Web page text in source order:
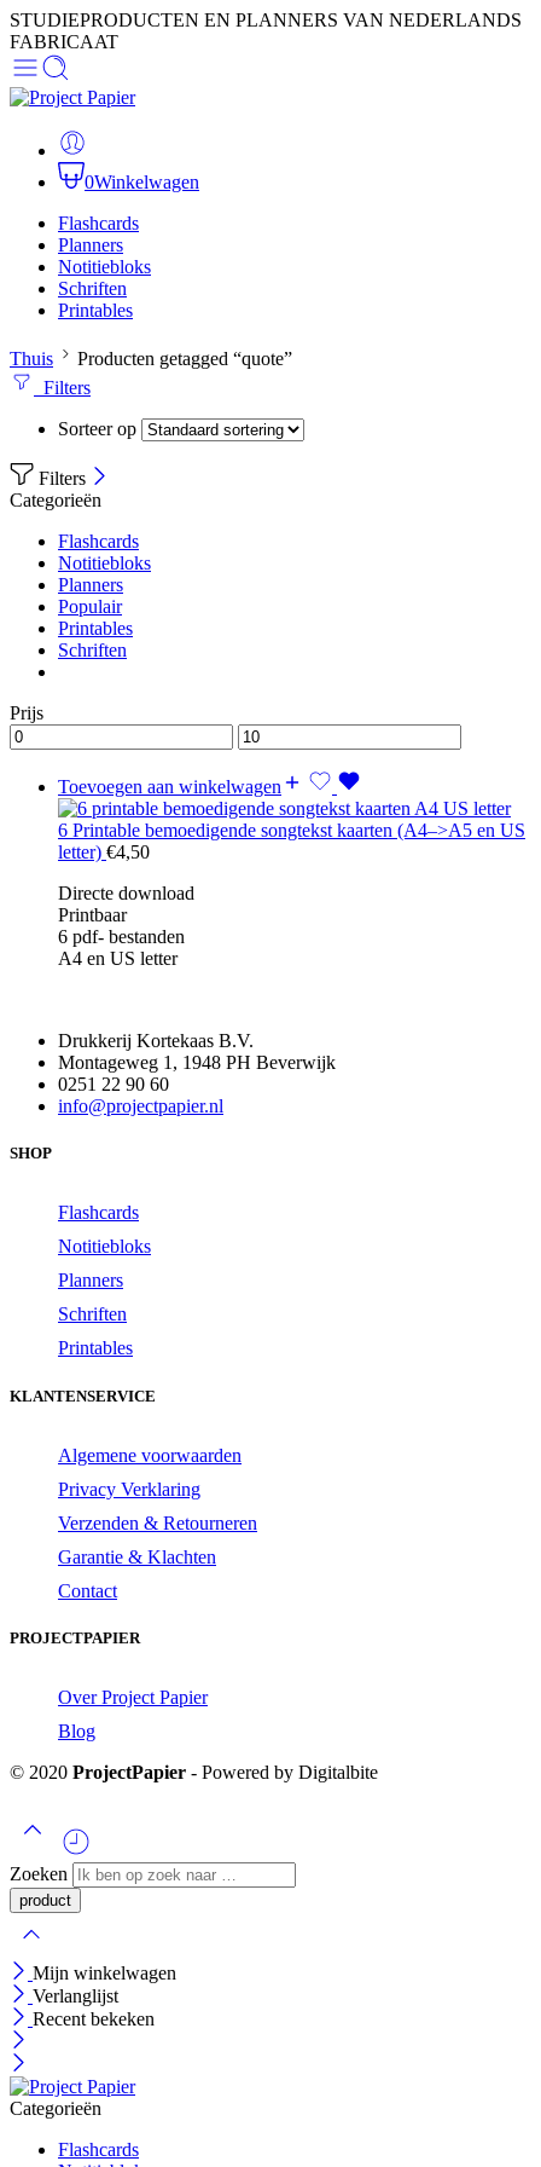
STUDIEPRODUCTEN EN PLANNERS VAN NEDERLANDS
FABRICAAT
0Winkelwagen
Flashcards
Planners
Notitiebloks
Schriften
Printables
Thuis
Producten getagged “quote”
Filters
Sorteer op
Filters
Categorieën
Flashcards
Notitiebloks
Planners
Populair
Printables
Schriften
Prijs
Toevoegen aan winkelwagen
6 Printable bemoedigende songtekst kaarten (A4–>A5 en US
letter) €4,50
Directe download
Printbaar
6 pdf- bestanden
A4 en US letter
Drukkerij Kortekaas B.V.
Montageweg 1, 1948 PH Beverwijk
0251 22 90 60
info@projectpapier.nl
SHOP
Flashcards
Notitiebloks
Planners
Schriften
Printables
KLANTENSERVICE
Algemene voorwaarden
Privacy Verklaring
Verzenden & Retourneren
Garantie & Klachten
Contact
PROJECTPAPIER
Over Project Papier
Blog
© 2020 ProjectPapier - Powered by Digitalbite
Zoeken
Mijn winkelwagen
Verlanglijst
Recent bekeken
Categorieën
Flashcards